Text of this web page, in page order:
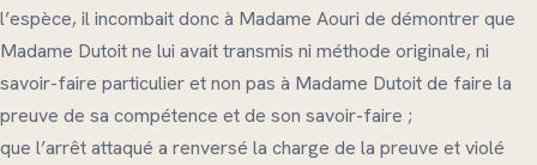
l’espèce, il incombait donc à Madame Aouri de démontrer que
Madame Dutoit ne lui avait transmis ni méthode originale, ni
savoir-faire particulier et non pas à Madame Dutoit de faire la
preuve de sa compétence et de son savoir-faire ;
que l’arrêt attaqué a renversé la charge de la preuve et violé